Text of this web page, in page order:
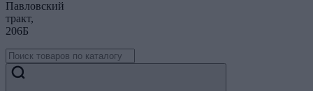
Павловский
тракт,
206Б